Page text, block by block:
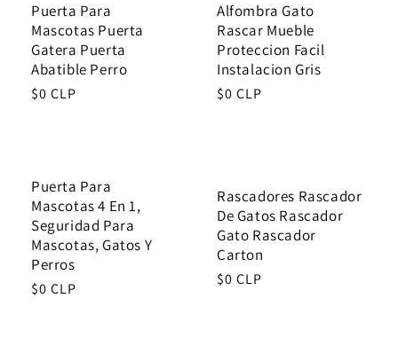
Puerta Para
Mascotas Puerta
Gatera Puerta
Abatible Perro
Regular
$0 CLP
Alfombra Gato
Rascar Mueble
Proteccion Facil
Instalacion Gris
Regular
$0 CLP
Puerta Para
Mascotas 4 En 1,
Seguridad Para
Mascotas, Gatos Y
Perros
Regular
$0 CLP
Rascadores Rascador
De Gatos Rascador
Gato Rascador
Carton
Regular
$0 CLP